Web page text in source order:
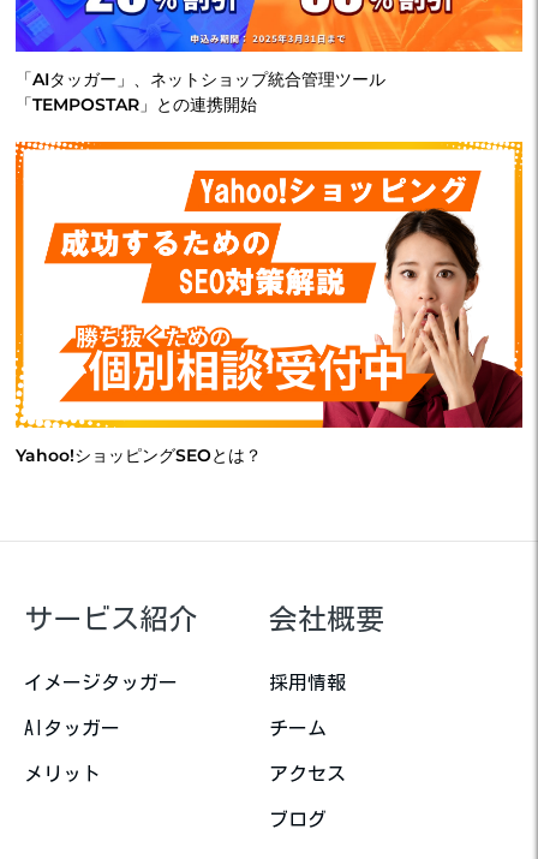
「AIタッガー」、ネットショップ統合管理ツール
「TEMPOSTAR」との連携開始
Yahoo!ショッピングSEOとは？
サービス紹介
イメージタッガー
AIタッガー
メリット
会社概要
採用情報
チーム
アクセス
ブログ